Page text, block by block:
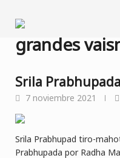
contenido
grandes
Srila Prabhupada
7 noviembre 2021
Srila Prabhupad tiro-
Prabhupada por Radha